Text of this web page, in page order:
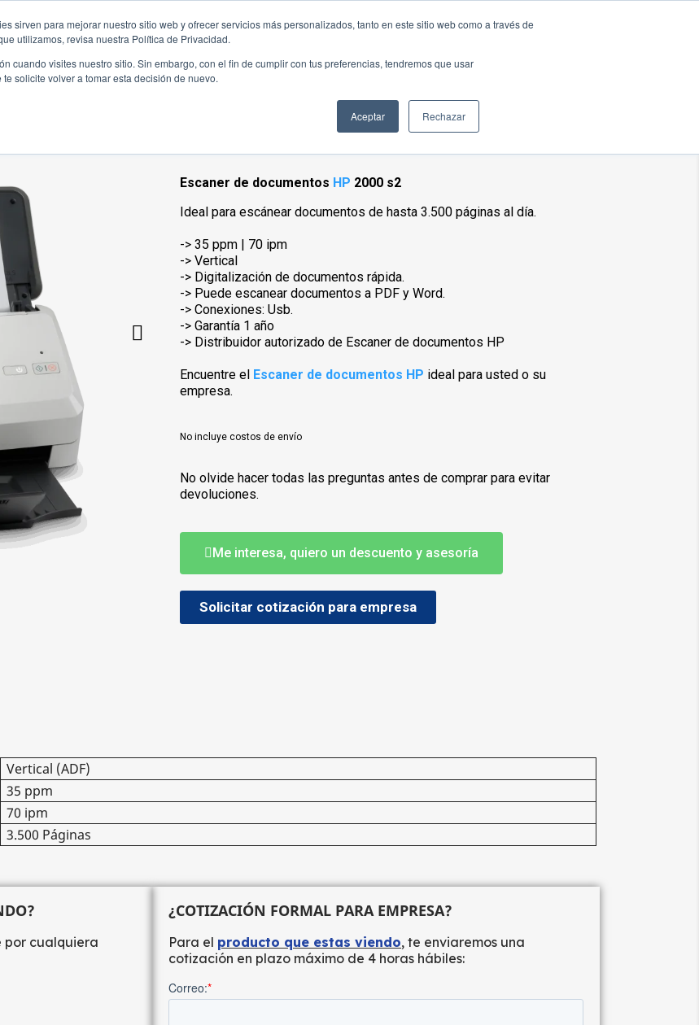
sirven para mejorar nuestro sitio web y ofrecer servicios más personalizados, tanto en este sitio web como a través de
utilizamos, revisa nuestra Política de Privacidad.
cuando visites nuestro sitio. Sin embargo, con el fin de cumplir con tus preferencias, tendremos que usar
solicite volver a tomar esta decisión de nuevo.
Aceptar Rechazar
Hewlett Packard
HP 2000 s2
Escaner de documentos HP 2000 s2
Escaner de documentos HP 2000 s2
Ideal para escánear documentos de hasta 3.500 páginas al día.
-> 35 ppm | 70 ipm
-> Vertical
-> Digitalización de documentos rápida.
-> Puede escanear documentos a PDF y Word.
-> Conexiones: Usb.
-> Garantía 1 año
-> Distribuidor autorizado de Escaner de documentos HP
Encuentre el Escaner de documentos HP ideal para usted o su
empresa.
No incluye costos de envío
No olvide hacer todas las preguntas antes de comprar para evitar
devoluciones.
Me interesa, quiero un descuento y asesoría
Solicitar cotización para empresa
Vertical (ADF)
35 ppm
70 ipm
3.500 Páginas
por cualquiera
¿COTIZACIÓN FORMAL PARA EMPRESA?
Para el producto que estas viendo, te enviaremos una
cotización en plazo máximo de 4 horas hábiles: